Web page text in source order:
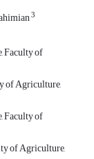
3
Faculty of
of Agriculture,
Faculty of
of Agriculture,